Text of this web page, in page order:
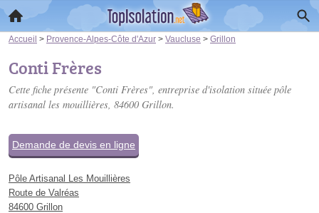
Accueil > Provence-Alpes-Côte d'Azur > Vaucluse > Grillon
Conti Frères
Cette fiche présente "Conti Frères", entreprise d'isolation située pôle
artisanal les mouillières, 84600 Grillon.
Demande de devis en ligne
Pôle Artisanal Les Mouillières
Route de Valréas
84600 Grillon